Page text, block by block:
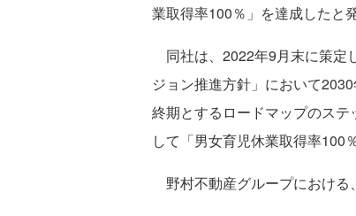
業取得率100％」を達成したと
同社は、2022年9月末に策定
ジョン推進方針」において
終期とするロードマップのス
して「男女育児休業取得率100
野村不動産グループにおける